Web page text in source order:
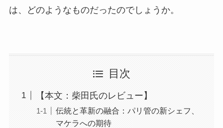
は、どのようなものだったのでしょうか。
目次
【本文：柴田氏のレビュー】
伝統と革新の融合：パリ管の新シェフ、
マケラへの期待